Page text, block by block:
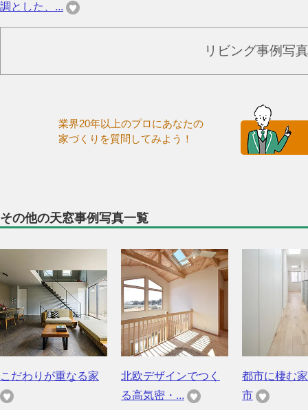
調とした、...
リビング事例写
業界20年以上のプロにあなたの
家づくりを質問してみよう！
その他の天窓事例写真一覧
こだわりが重なる家
北欧デザインでつく
る高気密・...
都市に棲む
市